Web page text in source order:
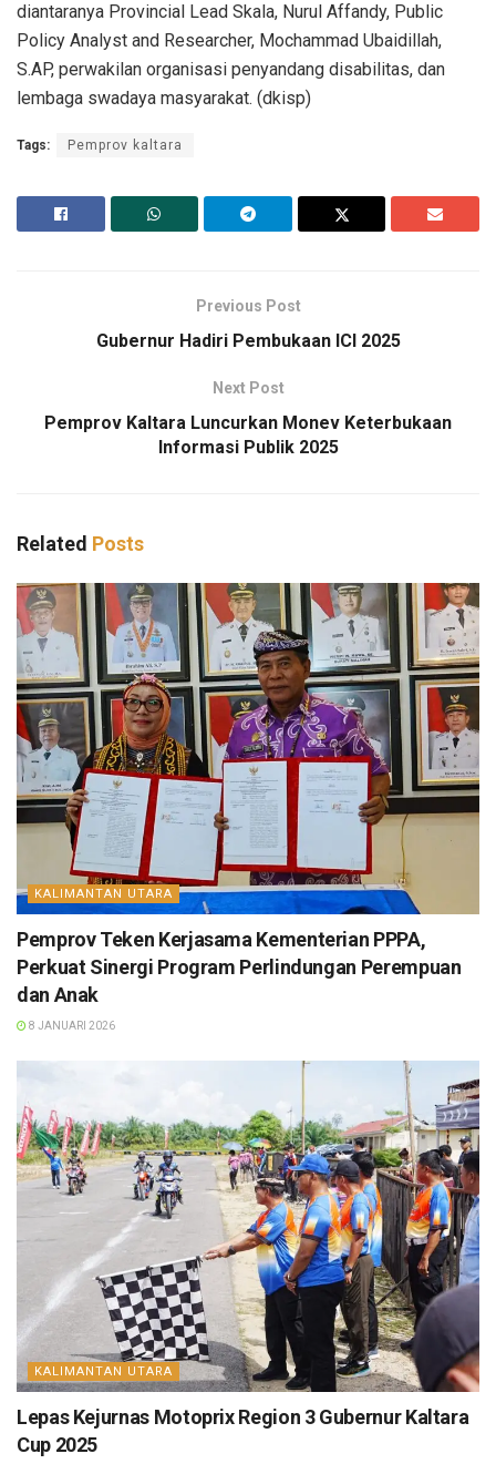
diantaranya Provincial Lead Skala, Nurul Affandy, Public
Policy Analyst and Researcher, Mochammad Ubaidillah,
S.AP, perwakilan organisasi penyandang disabilitas, dan
lembaga swadaya masyarakat. (dkisp)
Tags: Pemprov kaltara
Previous Post
Gubernur Hadiri Pembukaan ICI 2025
Next Post
Pemprov Kaltara Luncurkan Monev Keterbukaan
Informasi Publik 2025
Related Posts
KALIMANTAN UTARA
Pemprov Teken Kerjasama Kementerian PPPA,
Perkuat Sinergi Program Perlindungan Perempuan
dan Anak
8 JANUARI 2026
KALIMANTAN UTARA
Lepas Kejurnas Motoprix Region 3 Gubernur Kaltara
Cup 2025